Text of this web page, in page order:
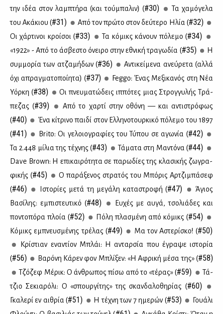
την ιδέα στον λαμ­πτή­ρα (και τού­μπα­λιν) (#30)
Τα χα­μό­γε­λα
του Ακά­κιου (#31) Από τον πρώ­το στον δεύ­τε­ρο Ηλία (#32)
Οι χάρ­τι­νοι κροί­σοι (#33) Τα κό­μικς κά­νουν πό­λε­μο (#34)
«1922» - Από το άσβε­στο όνει­ρο στην εθνι­κή τρα­γω­δία (#35)
Η
συμ­μο­ρία των ατζα­μή­δων (#36)
Αντι­κεί­με­να ανεύ­ρε­τα (αλ­λά
όχι απραγ­μα­το­ποί­η­τα) (#37)
Feggo: Ένας Με­ξι­κα­νός στη Νέα
Υόρ­κη (#38)
Οι πνευ­μα­τώ­δεις ιπ­πό­τες μιας Στρογ­γυ­λής Τρά­
πε­ζας (#39)
Από το χαρ­τί στην οθό­νη — και αντι­στρό­φως
(#40)
Ένα κί­τρι­νο παι­δί στον Ελ­λη­νο­τουρ­κι­κό πό­λε­μο του 1897
(#41) Brito: Οι γε­λοιο­γρα­φί­ες του Τύ­που σε αγω­νία (#42)
Τα 2.448 μί­λια της τέ­χνης (#43) Τά­μα­τα στη Μα­ντό­να (#44)
Dave Brown: Η επι­και­ρό­τη­τα σε πα­ρω­δί­ες της κλα­σι­κής ζω­γρα­
φι­κής (#45)
Ο πα­ρά­ξε­νος στρα­τός του Μπό­ρις Αρ­τζι­μπά­σεφ
(#46) Ιστο­ρί­ες με­τά τη με­γά­λη κα­τα­στρο­φή (#47)
Άγιος
Βα­σί­λης: εμπι­στευ­τι­κό (#48)
Ευ­χές με αυ­γά, τσο­λιά­δες και
πο­ντο­πό­ρα πλοία (#52) Πό­λη πλα­σμέ­νη από κό­μικς (#54)
Κό­μικς εμπνευ­σμέ­νης τρέ­λας (#49) Μα τον Αστε­ρί­σκο! (#50)
Κρί­στιαν ενα­ντί­ον Μπλάι: Η ανταρ­σία που έγρα­ψε ιστο­ρία
(#56) Βα­ρό­νη Κά­ρεν φον Μπλί­ξεν: «Η Αφρι­κή μέ­σα της» (#58)
Τζό­ζεφ Μέ­ρικ: Ο άν­θρω­πος πί­σω από το «τέ­ρας» (#59)
Τά­
τζιο Σε­κια­ρό­λι: Ο «σπουρ­γί­της» της σκαν­δα­λο­θη­ρί­ας (#60)
Γκα­λε­ρί εν αι­θρία (#51) Η τέ­χνη των 7 ημε­ρών (#53)
Γουά­λι